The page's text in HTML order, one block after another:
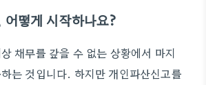
떻게 시작하나요?
채무를 갚을 수 없는 상황에서 마지
는 것입니다. 하지만 개인파산신고를